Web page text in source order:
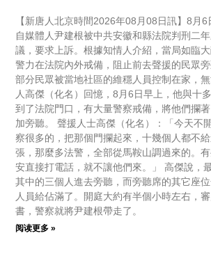
【新唐人北京時間2026年08月08日訊】8月
自媒體人尹建根被中共安徽和縣法院判刑二
議，要求上訴。根據知情人介紹，當局如臨
警力在法院內外戒備，阻止前去聲援的民眾
部分民眾被當地社區的維穩人員控制在家，
人高傑（化名）回憶，8月6日早上，他與十
到了法院門口，有大量警察戒備，將他們攔
加旁聽。 聲援人士高傑（化名）：「今天不
察很多的，把那個門攔起來，十幾個人都不
張，那麼多法警，全部從馬鞍山調過來的。
安直接打電話，就不讓他們來。」 高傑說，
其中的三個人進去旁聽，而旁聽席的其它座
人員給佔滿了。開庭大約有半個小時左右，
書，警察就將尹建根帶走了。
阅读更多 »